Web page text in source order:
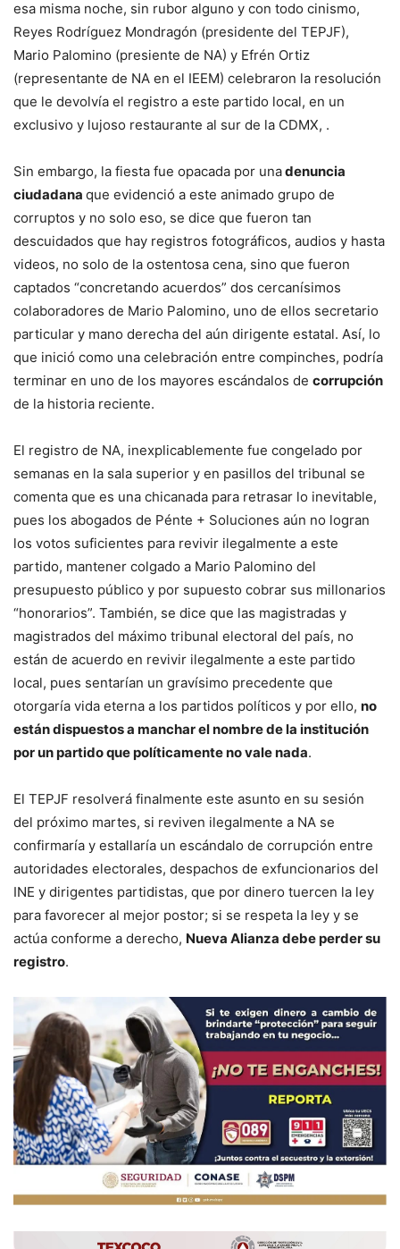
esa misma noche, sin rubor alguno y con todo cinismo,
Reyes Rodríguez Mondragón (presidente del TEPJF),
Mario Palomino (presiente de NA) y Efrén Ortiz
(representante de NA en el IEEM) celebraron la resolución
que le devolvía el registro a este partido local, en un
exclusivo y lujoso restaurante al sur de la CDMX, .
Sin embargo, la fiesta fue opacada por unadenuncia
ciudadana que evidenció a este animado grupo de
corruptos y no solo eso, se dice que fueron tan
descuidados que hay registros fotográficos, audios y hasta
videos, no solo de la ostentosa cena, sino que fueron
captados “concretando acuerdos” dos cercanísimos
colaboradores de Mario Palomino, uno de ellos secretario
particular y mano derecha del aún dirigente estatal. Así, lo
que inició como una celebración entre compinches, podría
terminar en uno de los mayores escándalos de corrupción
de la historia reciente.
El registro de NA, inexplicablemente fue congelado por
semanas en la sala superior y en pasillos del tribunal se
comenta que es una chicanada para retrasar lo inevitable,
pues los abogados de Pénte + Soluciones aún no logran
los votos suficientes para revivir ilegalmente a este
partido, mantener colgado a Mario Palomino del
presupuesto público y por supuesto cobrar sus millonarios
“honorarios”. También, se dice que las magistradas y
magistrados del máximo tribunal electoral del país, no
están de acuerdo en revivir ilegalmente a este partido
local, pues sentarían un gravísimo precedente que
otorgaría vida eterna a los partidos políticos y por ello, no
están dispuestos a manchar el nombre de la institución
por un partido que políticamente no vale nada.
El TEPJF resolverá finalmente este asunto en su sesión
del próximo martes, si reviven ilegalmente a NA se
confirmaría y estallaría un escándalo de corrupción entre
autoridades electorales, despachos de exfuncionarios del
INE y dirigentes partidistas, que por dinero tuercen la ley
para favorecer al mejor postor; si se respeta la ley y se
actúa conforme a derecho, Nueva Alianza debe perder su
registro.